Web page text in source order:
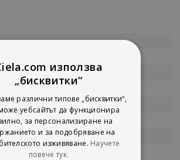
използва
„бисквитки“
различни типове „бисквитки“,
уебсайтът да функционира
за персонализиране на
и за подобряване на
изживяване. Научете
повече тук.